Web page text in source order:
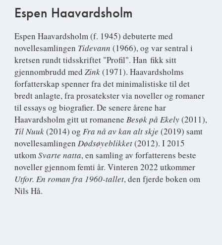
Espen Haavardsholm
Espen Haavardsholm(f. 1945) debuterte med
novellesamlingen Tidevann (1966), og var sentral i
kretsen rundt tidsskriftet "Profil". Han fikk sitt
gjennombrudd med Zink(1971). Haavardsholms
forfatterskap spenner fra det minimalistiske til det
bredt anlagte, fra prosatekster via noveller og romaner
til essays og biografier. De senere årene har
Haavardsholm gitt ut romanene Besøk på Ekely(2011),
Til Nuuk(2014) og Fra nå av kan alt skje (2019) samt
novellesamlingen Dødsøyeblikket(2012). I 2015
utkomSvarte natta, en samling av forfatterens beste
noveller gjennom femti år. Vinteren 2022 utkommer
Utfor. En roman fra 1960-tallet, den fjerde boken om
Nils Hå.